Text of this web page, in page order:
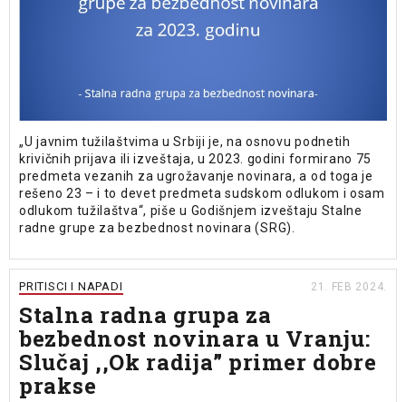
„U javnim tužilaštvima u Srbiji je, na osnovu podnetih
krivičnih prijava ili izveštaja, u 2023. godini formirano 75
predmeta vezanih za ugrožavanje novinara, a od toga je
rešeno 23 – i to devet predmeta sudskom odlukom i osam
odlukom tužilaštva“, piše u Godišnjem izveštaju Stalne
radne grupe za bezbednost novinara (SRG).
PRITISCI I NAPADI 21. FEB 2024.
Stalna radna grupa za
bezbednost novinara u Vranju:
Slučaj ,,Ok radija” primer dobre
prakse